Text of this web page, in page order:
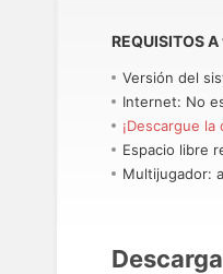
REQUISITOS A
Versión del
Internet: No
¡Descargue
Espacio libre
Multijugador: